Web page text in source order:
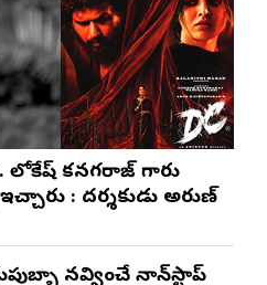
లోకేష్ కనగరాజ్ గారు
: దర్శకుడు అరుణ్
నవ్వించే నాన్‌స్టాప్